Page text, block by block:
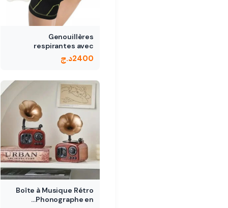
Genouillères
respirantes avec
coussinets en Gel…
2400د.ج
Boîte à Musique Rétro
Phonographe en…